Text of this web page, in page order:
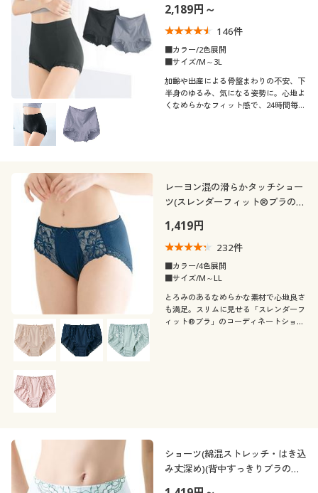
2,189円～
146件
■カラー/2色展開
■サイズ/M～3L
加齢や出産による骨盤まわりの不安、下
半身のゆるみ、気になる姿勢に。心地よ
くなめらかなフィット感で、24時間毎日
レーヨン混の滑らかタッチショー
ツ(スレンダーフィット®ブラのコ
1,419円
232件
■カラー/4色展開
■サイズ/M～LL
とろみのあるなめらかな素材で心地良さ
も満足。スリムに見せる「スレンダーフ
ィット®ブラ」のコーディネートショー
ショーツ(綿混ストレッチ・はき込
み丈深め)(背中すっきりブラのコ